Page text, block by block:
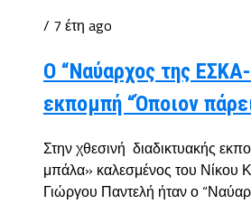
/ 7 έτη ago
Ο “Ναύαρχος της
εκπομπή “Όποιον
Στην χθεσινή διαδικτυακής
μπάλα» καλεσμένος του Νίκου
Γιώργου Παντελή ήταν ο